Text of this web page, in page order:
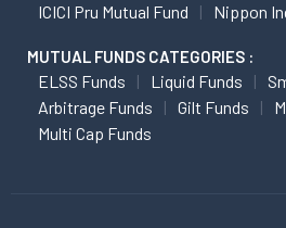
ICICI Pru Mutual Fund
Nippon
MUTUAL FUNDS CATEGORIES :
ELSS Funds Liquid Funds
Arbitrage Funds
Gilt Funds
Multi Cap Funds